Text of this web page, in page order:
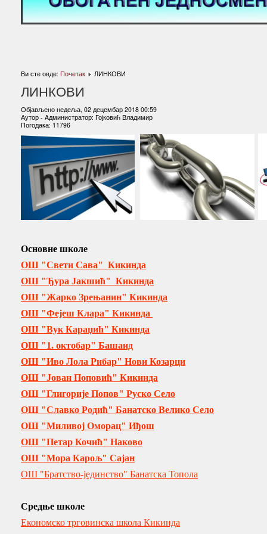
Ви сте овде: Почетак ЛИНКОВИ
ЛИНКОВИ
Објављено недеља, 02 децембар 2018 00:59
Аутор - Aдминистратор: Гојковић Владимир
Погодака: 11796
Основне школе
ОШ "Свети Сава" Кикинда
ОШ "Ђура Јакшић" Кикинда
ОШ "Жарко Зрењанин" Кикинда
ОШ "Фејеш Клара" Кикинда
ОШ "Вук Караџић" Кикинда
ОШ "1. октобар" Башаид
ОШ "Иво Лола Рибар" Нови Козарци
ОШ "Јован Поповић" Кикинда
ОШ "Глигорије Попов" Руско Село
ОШ "Славко Родић" Банатско Велико Село
ОШ "Миливој Оморац" Иђош
ОШ "Петар Кочић" Наково
ОШ "Мора Карољ" Сајан
ОШ "Братство-јединство" Банатска Топола
Средње школе
Економско трговинска школа Кикинда